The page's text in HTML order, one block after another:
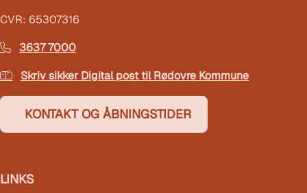
CVR: 65307316
3637 7000
Skriv sikker Digital post til Rødovre Kommune
KONTAKT OG ÅBNINGSTIDER
LINKS